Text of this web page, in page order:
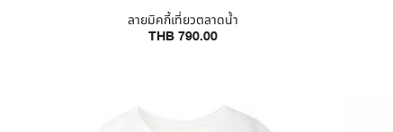
ลายมิคกี้เที่ยวตลาดน้ำ
THB 790.00